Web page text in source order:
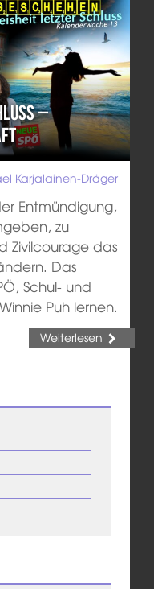
–
Karjalainen-Dräger
Entmündigung,
zu
Zivilcourage das
Das
Schul- und
Puh lernen.
Weiterlesen